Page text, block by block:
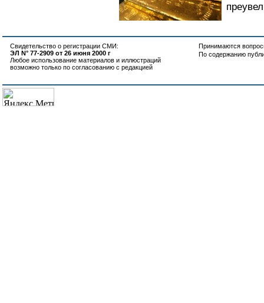
Свидетельство о регистрации СМИ:
ЭЛ N° 77-2909 от 26 июня 2000 г
Любое использование материалов и иллюстраций
возможно только по согласованию с редакцией
Принимаются
По содержанию